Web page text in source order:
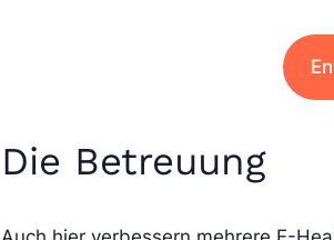
Die Betreuung